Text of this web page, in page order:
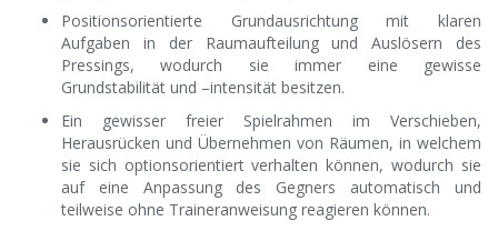
Positionsorientierte Grundausrichtung mit klaren
Aufgaben in der Raumaufteilung und Auslösern des
Pressings, wodurch sie immer eine gewisse
Grundstabilität und –intensität besitzen.
Ein gewisser freier Spielrahmen im Verschieben,
Herausrücken und Übernehmen von Räumen, in welchem
sie sich optionsorientiert verhalten können, wodurch sie
auf eine Anpassung des Gegners automatisch und
teilweise ohne Traineranweisung reagieren können.